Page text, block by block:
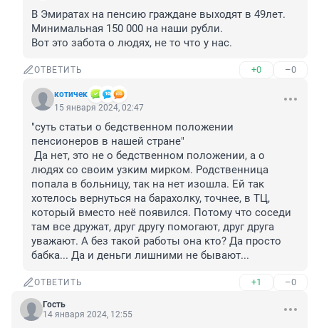
В Эмиратах на пенсию граждане выходят в 49лет.
Минимальная 150 000 на наши рубли.
Вот это забота о людях, не то что у нас.
ОТВЕТИТЬ +0 –0
котичек
15 января 2024, 02:47
"суть статьи о бедственном положении
пенсионеров в нашей стране"
Да нет, это не о бедственном положении, а о
людях со своим узким мирком. Родственница
попала в больницу, так на нет изошла. Ей так
хотелось вернуться на барахолку, точнее, в ТЦ,
который вместо неё появился. Потому что соседи
там все дружат, друг другу помогают, друг друга
уважают. А без такой работы она кто? Да просто
бабка... Да и деньги лишними не бывают...
ОТВЕТИТЬ +1 –0
Гость
14 января 2024, 12:55